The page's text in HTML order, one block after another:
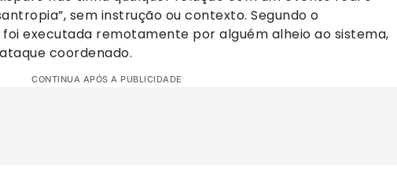
sem instrução ou contexto. Segundo o
executada remotamente por alguém alheio ao sistema,
coordenado.
CONTINUA APÓS A PUBLICIDADE